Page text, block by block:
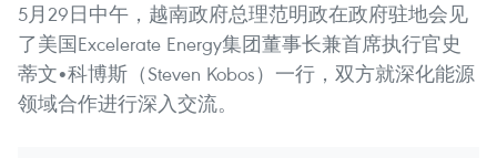
5月29日中午，越南政府总理范明政在政府驻地会见
了美国Excelerate Energy集团董事长兼首席执行官史
蒂文•科博斯（Steven Kobos）一行，双方就深化能源
领域合作进行深入交流。